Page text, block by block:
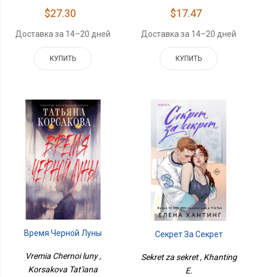
$27.30
Доставка за 14–20 дней
КУПИТЬ
$17.47
Доставка за 14–20 дней
КУПИТЬ
Время Черной Луны
Vremia Chernoi luny ,
Korsakova Tat'iana
Секрет За Секрет
Sekret za sekret , Khanting
E.